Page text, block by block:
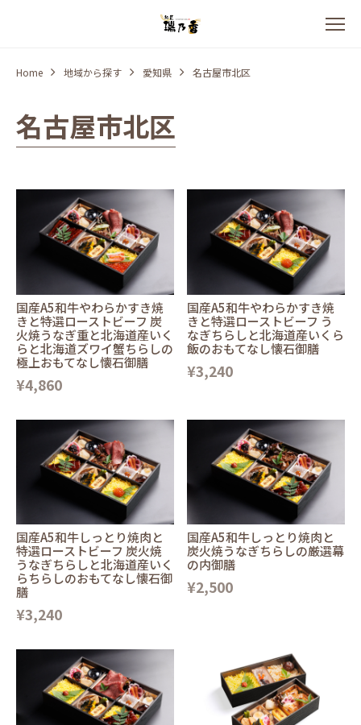
Home 地域から探す 愛知県 名古屋市北区
名古屋市北区
国産A5和牛やわらかすき焼
きと特選ローストビーフ 炭
火焼うなぎ重と北海道産いく
らと北海道ズワイ蟹ちらしの
極上おもてなし懐石御膳
¥4,860
国産A5和牛やわらかすき焼
きと特選ローストビーフ う
なぎちらしと北海道産いくら
飯のおもてなし懐石御膳
¥3,240
国産A5和牛しっとり焼肉と
特選ローストビーフ 炭火焼
うなぎちらしと北海道産いく
らちらしのおもてなし懐石御
膳
¥3,240
国産A5和牛しっとり焼肉と
炭火焼うなぎちらしの厳選幕
の内御膳
¥2,500